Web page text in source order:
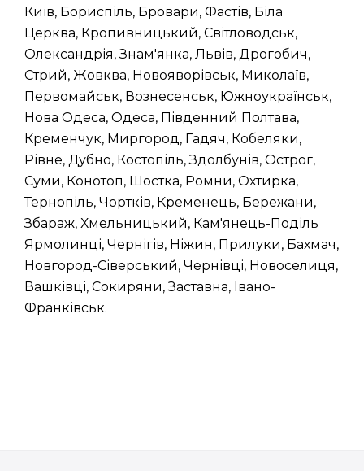
Київ, Бориспіль, Бровари, Фастів, Біла
Церква, Кропивницький, Світловодськ,
Олександрія, Знам'янка, Львів, Дрогобич,
Стрий, Жовква, Новояворівськ, Миколаїв,
Первомайськ, Вознесенськ, Южноукраїнськ,
Нова Одеса, Одеса, Південний Полтава,
Кременчук, Миргород, Гадяч, Кобеляки,
Рівне, Дубно, Костопіль, Здолбунів, Острог,
Суми, Конотоп, Шостка, Ромни, Охтирка,
Тернопіль, Чортків, Кременець, Бережани,
Збараж, Хмельницький, Кам'янець-Поділь
Ярмолинці, Чернігів, Ніжин, Прилуки, Бахмач,
Новгород-Сіверський, Чернівці, Новоселиця,
Вашківці, Сокиряни, Заставна, Івано-
Франківськ.